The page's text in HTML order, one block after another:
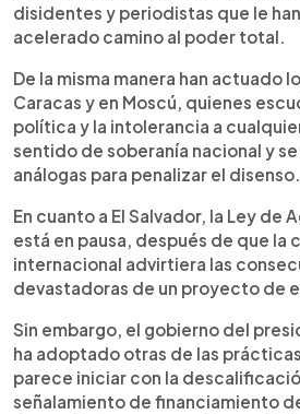
disidentes y periodistas que le
acelerado camino al poder total.
De la misma manera han actuado
Caracas y en Moscú, quienes
política y la intolerancia a
sentido de soberanía nacional y
análogas para penalizar el disenso.
En cuanto a El Salvador, la Ley de
está en pausa, después de que la
internacional advirtiera las
devastadoras de un proyecto de
Sin embargo, el gobierno del
ha adoptado otras de las
parece iniciar con la
señalamiento de financiamiento